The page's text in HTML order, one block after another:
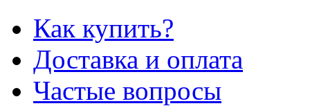
Как купить?
Доставка и оплата
Частые вопросы